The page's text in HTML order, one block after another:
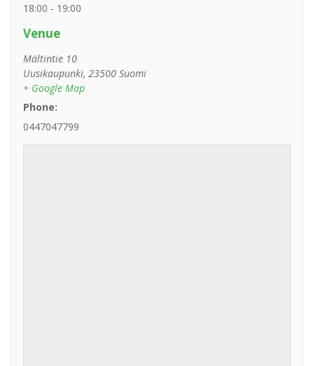
18:00 - 19:00
Venue
Mältintie 10
Uusikaupunki, 23500 Suomi
+ Google Map
Phone:
0447047799